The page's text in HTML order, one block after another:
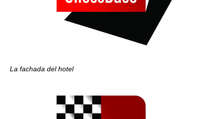
La fachada del hotel